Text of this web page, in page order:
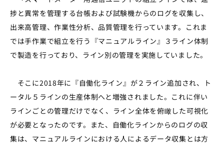
捗と異常を管理する台帳および試験機からのログを収集し、
出来高管理、作業性分析、品質管理を行っています。これま
では手作業で組立を行う『マニュアルライン』３ライン体制
で製造を行っており、ライン別の管理を実施していました。
そこに2018年に『自働化ライン』が２ライン追加され、ト
ータル５ラインの生産体制へと増強されました。これに伴い
ラインごとの管理だけでなく、ライン全体を俯瞰した可視化
が必要となったのです。また、自働化ラインからのログの収
集は、マニュアルラインにおける人によるデータ収集とは方